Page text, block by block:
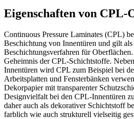
Eigenschaften von CPL-
Continuous Pressure Laminates (CPL)
Beschichtung von Innentüren und gilt als
Beschichtungsverfahren für
Geheimnis der CPL-Schichtstoffe.
Innentüren wird CPL zum Beispiel bei
Arbeitsplatten und Fensterbänken
Dekorpapier mit transparenter
Designvielfalt bei den CPL-Innentüren
daher auch als dekorativer Schichtstoff
farblich wie auch strukturell vielseitig